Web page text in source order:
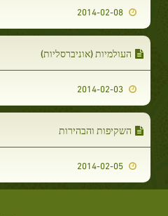
העולמיות (אוניברסליות)
השקיפות והבהירות